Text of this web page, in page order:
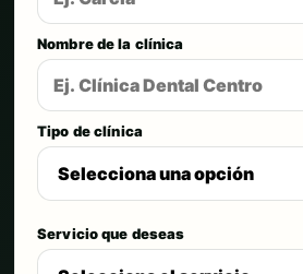
Nombre de la clínica
Tipo de clínica
Servicio que deseas